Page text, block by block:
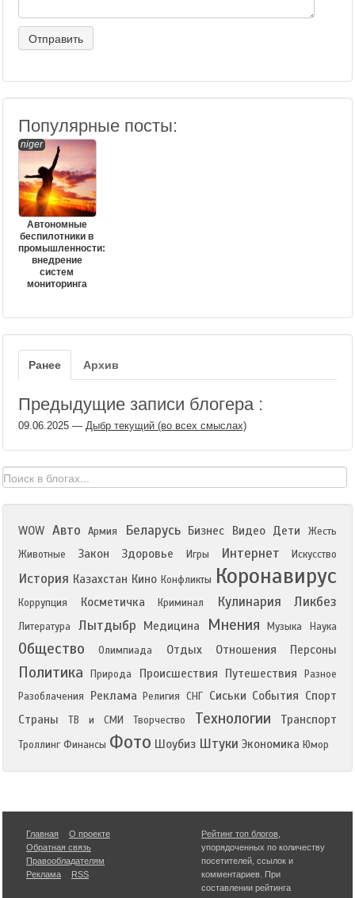
Популярные посты:
niger
Автономные
беспилотники в
промышленности:
внедрение
систем
мониторинга
Ранее Архив
Предыдущие записи блогера :
09.06.2025 — Дыбр текущий (во всех смыслах)
WOW Авто Армия Беларусь Бизнес Видео Дети
Жесть
Животные
Закон Здоровье Игры Интернет Искусство
История Казахстан Кино Конфликты Коронавирус
Коррупция Косметичка Криминал Кулинария Ликбез
Литература Лытдыбр Медицина Мнения Музыка Наука
Общество Олимпиада Отдых Отношения Персоны
Политика Природа Происшествия Путешествия
Разное
Разоблачения
Реклама Религия СНГ Сиськи События Спорт
Страны
ТВ и СМИ Творчество Технологии Транспорт
Троллинг Финансы Фото Шоубиз Штуки Экономика Юмор
Главная
О проекте
Обратная связь
Правообладателям
Реклама
RSS
Рейтинг топ блогов
упорядоченных по количеству
посетителей, ссылок и
комментариев. При
составлении рейтинга